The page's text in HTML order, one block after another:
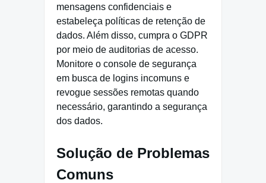
mensagens confidenciais e
estabeleça políticas de retenção de
dados. Além disso, cumpra o GDPR
por meio de auditorias de acesso.
Monitore o console de segurança
em busca de logins incomuns e
revogue sessões remotas quando
necessário, garantindo a segurança
dos dados.
Solução de Problemas
Comuns